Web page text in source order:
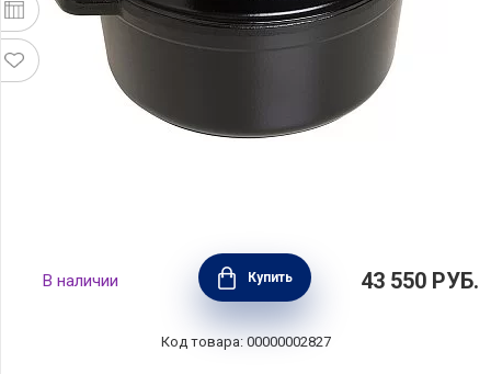
Кокот круглый чугунный 5,2 л цвет черный,
диаметр 26 см, Staub, Франция, 1102625
В наличии Купить 43 550 РУБ.
Код товара: 00000002827